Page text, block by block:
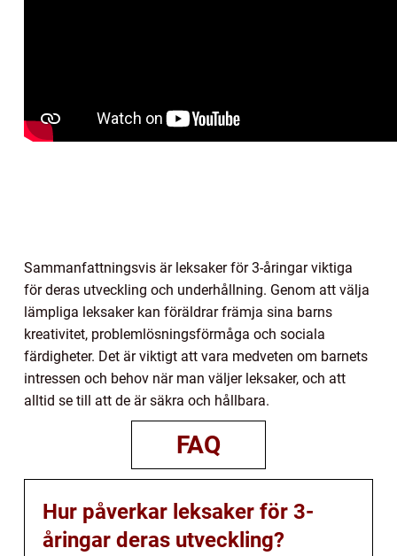
Sammanfattningsvis är leksaker för 3-åringar viktiga
för deras utveckling och underhållning. Genom att välja
lämpliga leksaker kan föräldrar främja sina barns
kreativitet, problemlösningsförmåga och sociala
färdigheter. Det är viktigt att vara medveten om barnets
intressen och behov när man väljer leksaker, och att
alltid se till att de är säkra och hållbara.
FAQ
Hur påverkar leksaker för 3-
åringar deras utveckling?